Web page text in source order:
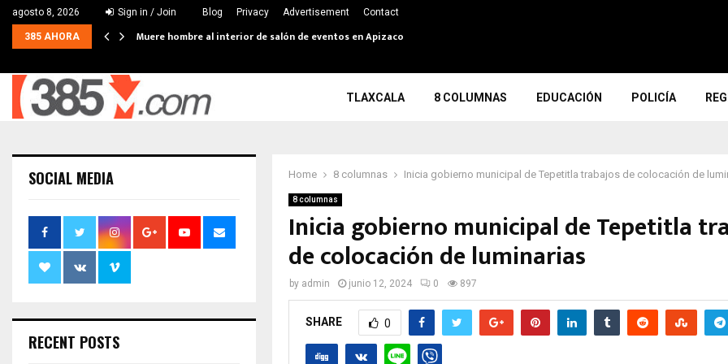
agosto 8, 2026 Sign in / Join Blog Privacy Advertisement Contact
385 AHORA Muere hombre al interior de salón de eventos en Apizaco
TLAXCALA 8 COLUMNAS EDUCACIÓN POLICÍA
Home 8 columnas Inicia gobierno municipal de Tepetitla trabajos de colocación de
8 columnas
Inicia gobierno municipal de Tepetitla
de colocación de luminarias
by admin junio 12, 2024 0 897
SHARE 0
SOCIAL MEDIA
RECENT POSTS